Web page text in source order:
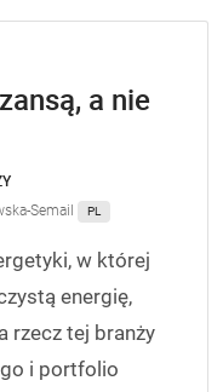
a nie
Semail PL
w której
energię,
rzecz tej branży
i portfolio